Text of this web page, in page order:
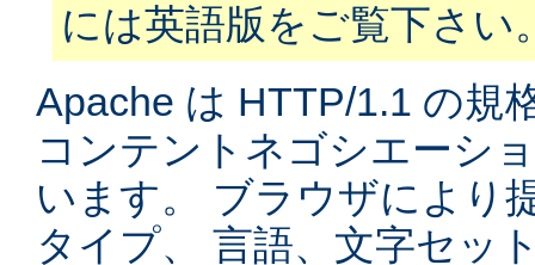
には英語版をご覧下さい
Apache は HTTP/1.1 の規
コンテントネゴシエーシ
います。 ブラウザにより
タイプ、 言語、文字セッ